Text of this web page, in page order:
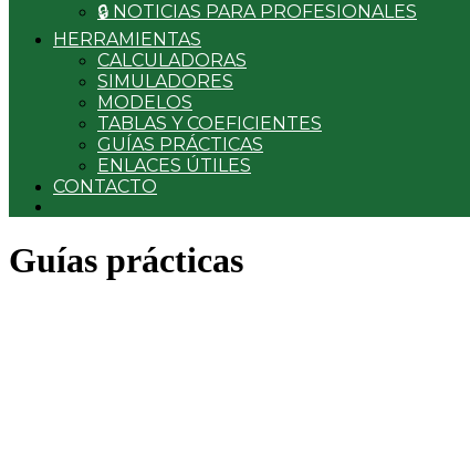
🔒 NOTICIAS PARA PROFESIONALES
HERRAMIENTAS
CALCULADORAS
SIMULADORES
MODELOS
TABLAS Y COEFICIENTES
GUÍAS PRÁCTICAS
ENLACES ÚTILES
CONTACTO
Guías prácticas